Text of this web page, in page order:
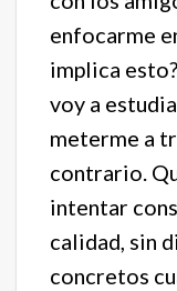
enfocarme
implica
voy a
meterme a
contrario.
intentar
calidad, sin
concretos